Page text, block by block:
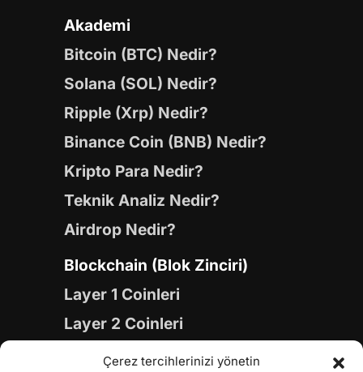
Çerez tercihlerinizi yönetin
Akademi
Bitcoin (BTC) Nedir?
Solana (SOL) Nedir?
Ripple (Xrp) Nedir?
Binance Coin (BNB) Nedir?
Kripto Para Nedir?
Teknik Analiz Nedir?
Airdrop Nedir?
Blockchain (Blok Zinciri)
Layer 1 Coinleri
Layer 2 Coinleri
Yapay Zeka (AI) Coinleri